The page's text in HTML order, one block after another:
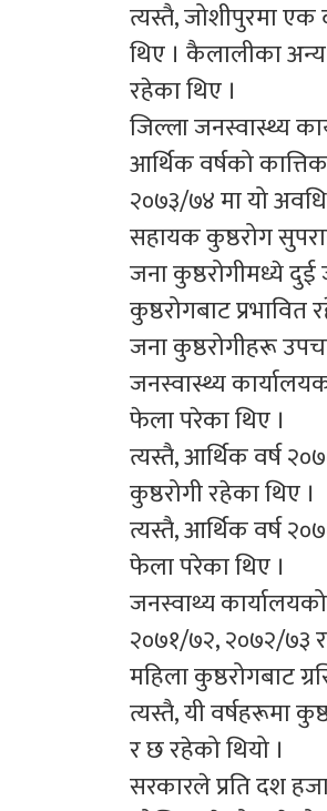
त्यस्तै, जोशीपुरमा
थिए । कैलालीका अन्य
रहेका थिए ।
जिल्ला जनस्वास्थ्य
आर्थिक वर्षको
२०७३/७४ मा यो
सहायक कुष्ठरोग
जना कुष्ठरोगीमध्ये
कुष्ठरोगबाट
जना कुष्ठरोगीहरू
जनस्वास्थ्य
फेला परेका थिए ।
त्यस्तै, आर्थिक वर्ष
कुष्ठरोगी रहेका थिए ।
त्यस्तै, आर्थिक वर्ष
फेला परेका थिए ।
जनस्वाथ्य
२०७१/७२, २०७२/७३
महिला कुष्ठरोगबाट
त्यस्तै, यी वर्षहरूमा
र छ रहेको थियो ।
सरकारले प्रति दश